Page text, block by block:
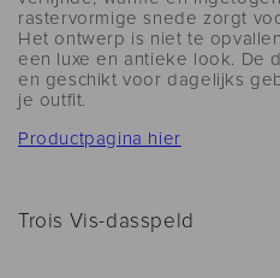
rastervormige snede zorgt
Het ontwerp is niet te
een luxe en antieke look. De
en geschikt voor dagelijks
je outfit.
Productpagina hier
Trois Vis-dasspeld